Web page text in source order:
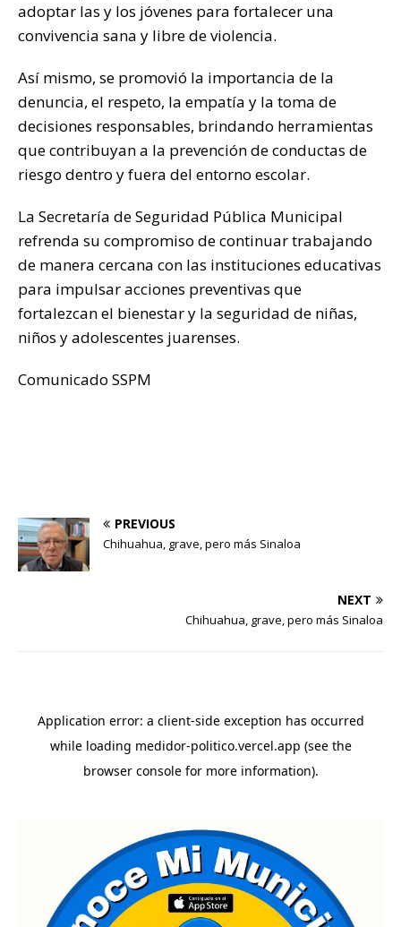
adoptar las y los jóvenes para fortalecer una
convivencia sana y libre de violencia.
Así mismo, se promovió la importancia de la
denuncia, el respeto, la empatía y la toma de
decisiones responsables, brindando herramientas
que contribuyan a la prevención de conductas de
riesgo dentro y fuera del entorno escolar.
La Secretaría de Seguridad Pública Municipal
refrenda su compromiso de continuar trabajando
de manera cercana con las instituciones educativas
para impulsar acciones preventivas que
fortalezcan el bienestar y la seguridad de niñas,
niños y adolescentes juarenses.
Comunicado SSPM
PREVIOUS
Chihuahua, grave, pero más Sinaloa
NEXT
Chihuahua, grave, pero más Sinaloa